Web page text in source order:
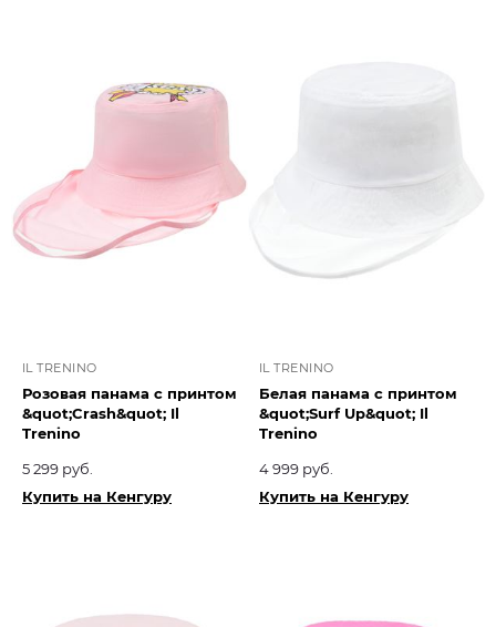
IL TRENINO
Розовая панама с принтом
&quot;Crash&quot; Il
Trenino
5 299 руб.
Купить на Кенгуру
IL TRENINO
Белая панама с принтом
&quot;Surf Up&quot; Il
Trenino
4 999 руб.
Купить на Кенгуру